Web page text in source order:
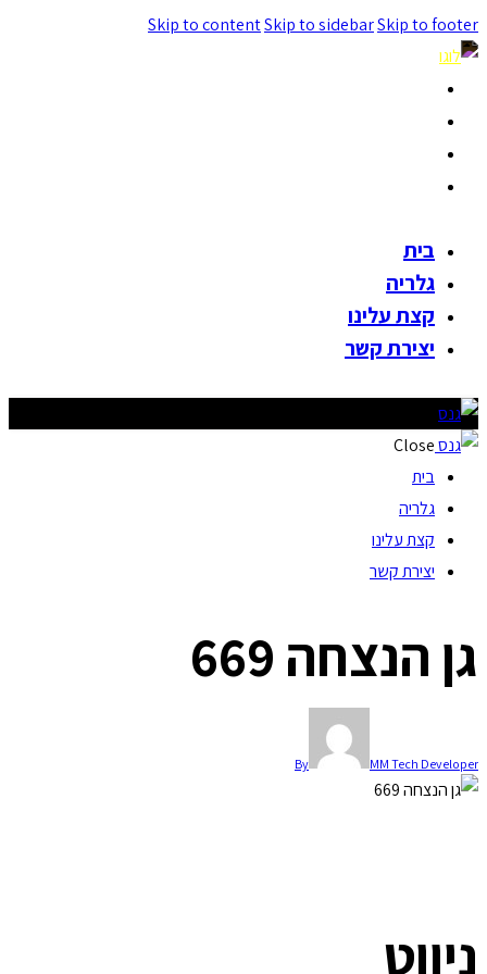
Skip to contentSkip to sidebarSkip to footer
בית
גלריה
קצת עלינו
יצירת קשר
Close
בית
גלריה
קצת עלינו
יצירת קשר
גן הנצחה 669
By MM Tech Developer
ניווט